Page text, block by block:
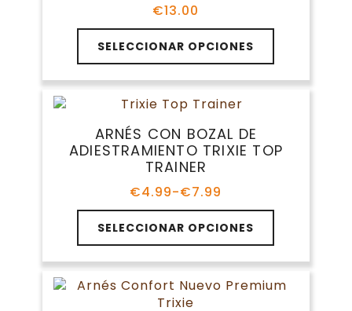
€13.00
SELECCIONAR OPCIONES
Este
producto
tiene
múltiples
variantes.
opciones
se
en
página
de
producto
ARNÉS CON BOZAL DE
ADIESTRAMIENTO TRIXIE TOP
TRAINER
€4.99-€7.99
Rango
de
precios:
desde
€4.99
hasta
€7.99
SELECCIONAR OPCIONES
Este
producto
tiene
múltiples
variantes.